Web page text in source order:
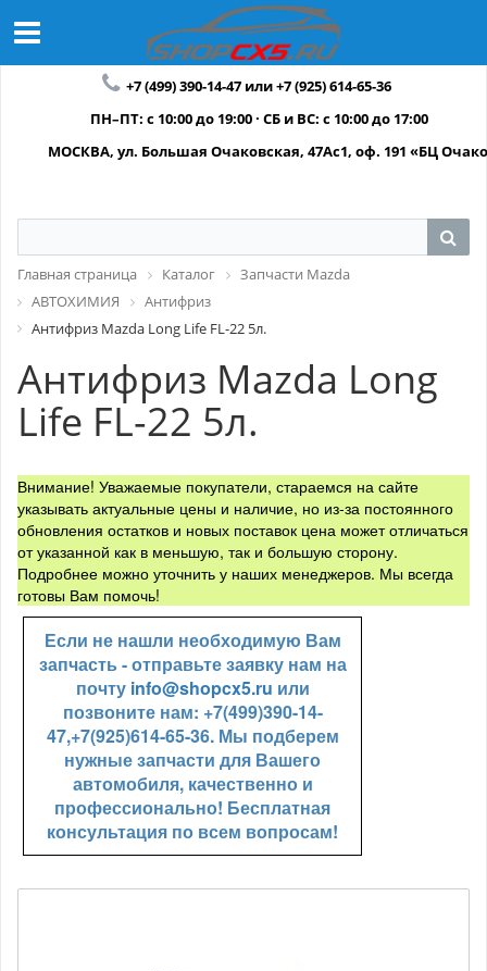
+7 (499) 390-14-47 или +7 (925) 614-65-36
ПН–ПТ: с 10:00 до 19:00 · СБ и ВС: с 10:00 до 17:00
МОСКВА, ул. Большая Очаковская, 47Ас1, оф. 191 «БЦ
Главная страница Каталог
Запчасти Mazda
АВТОХИМИЯ
Антифриз
Антифриз Mazda Long Life FL-22 5л.
Антифриз Mazda Long
Life FL-22 5л.
Внимание! Уважаемые покупатели, стараемся на сайте
указывать актуальные цены и наличие, но из-за постоянного
обновления остатков и новых поставок цена может отличаться
от указанной как в меньшую, так и большую сторону.
Подробнее можно уточнить у наших менеджеров. Мы всегда
готовы Вам помочь!
Если не нашли необходимую Вам
запчасть - отправьте заявку нам на
почту info@shopcx5.ru или
позвоните нам: +7(499)390-14-
47,+7(925)614-65-36. Мы подберем
нужные запчасти для Вашего
автомобиля, качественно и
профессионально! Бесплатная
консультация по всем вопросам!